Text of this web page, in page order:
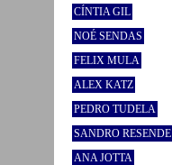
CÍNTIA GIL
NOÉ SENDAS
FELIX MULA
ALEX KATZ
PEDRO TUDELA
SANDRO RESENDE
ANA JOTTA